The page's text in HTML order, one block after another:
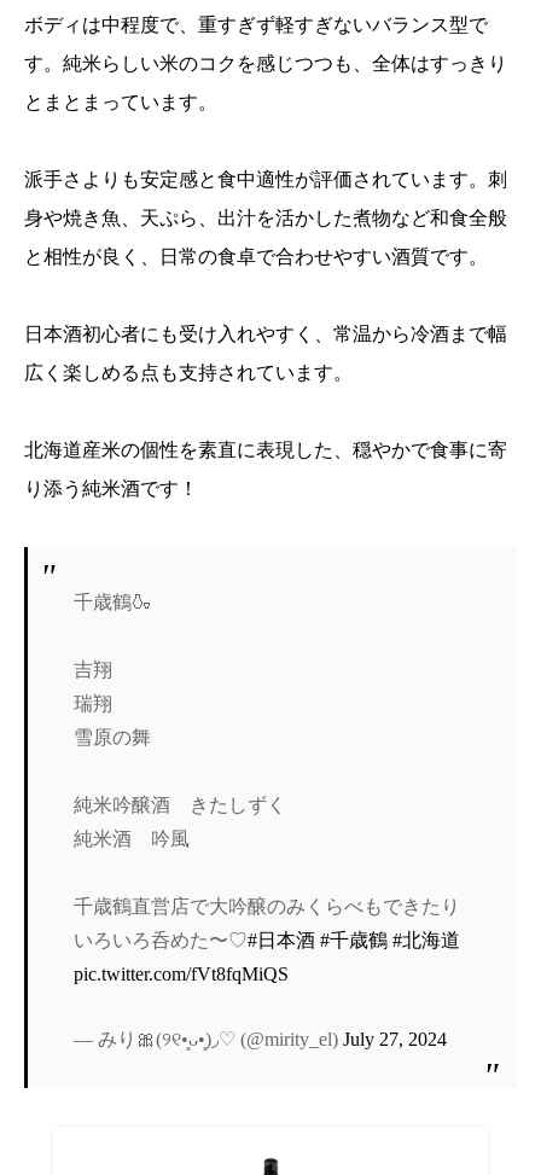
ボディは中程度で、重すぎず軽すぎないバランス型で
す。純米らしい米のコクを感じつつも、全体はすっきり
とまとまっています。
派手さよりも安定感と食中適性が評価されています。刺
身や焼き魚、天ぷら、出汁を活かした煮物など和食全般
と相性が良く、日常の食卓で合わせやすい酒質です。
日本酒初心者にも受け入れやすく、常温から冷酒まで幅
広く楽しめる点も支持されています。
北海道産米の個性を素直に表現した、穏やかで食事に寄
り添う純米酒です！
千歳鶴🍶
吉翔
瑞翔
雪原の舞
純米吟醸酒 きたしずく
純米酒 吟風
千歳鶴直営店で大吟醸のみくらべもできたり
いろいろ呑めた〜♡#日本酒 #千歳鶴 #北海道
pic.twitter.com/fVt8fqMiQS
— みり🎀(୨୧•͈ᴗ•͈)◞♡ (@mirity_el)July 27, 2024